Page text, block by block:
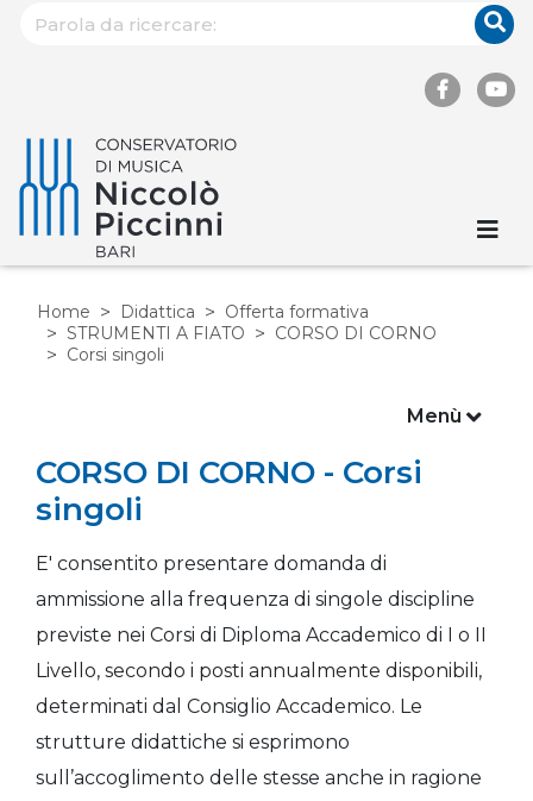
Home Didattica
Offerta formativa
STRUMENTI A FIATO
CORSO DI CORNO
Corsi singoli
CORSO DI CORNO - Corsi
singoli
E' consentito presentare domanda di
ammissione alla frequenza di singole discipline
previste nei Corsi di Diploma Accademico di I o II
Livello, secondo i posti annualmente disponibili,
determinati dal Consiglio Accademico. Le
strutture didattiche si esprimono
sull’accoglimento delle stesse anche in ragione
Menù